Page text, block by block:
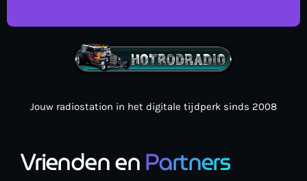
Jouw radiostation in het digitale tijdperk sinds 2008
Vrienden enPartners